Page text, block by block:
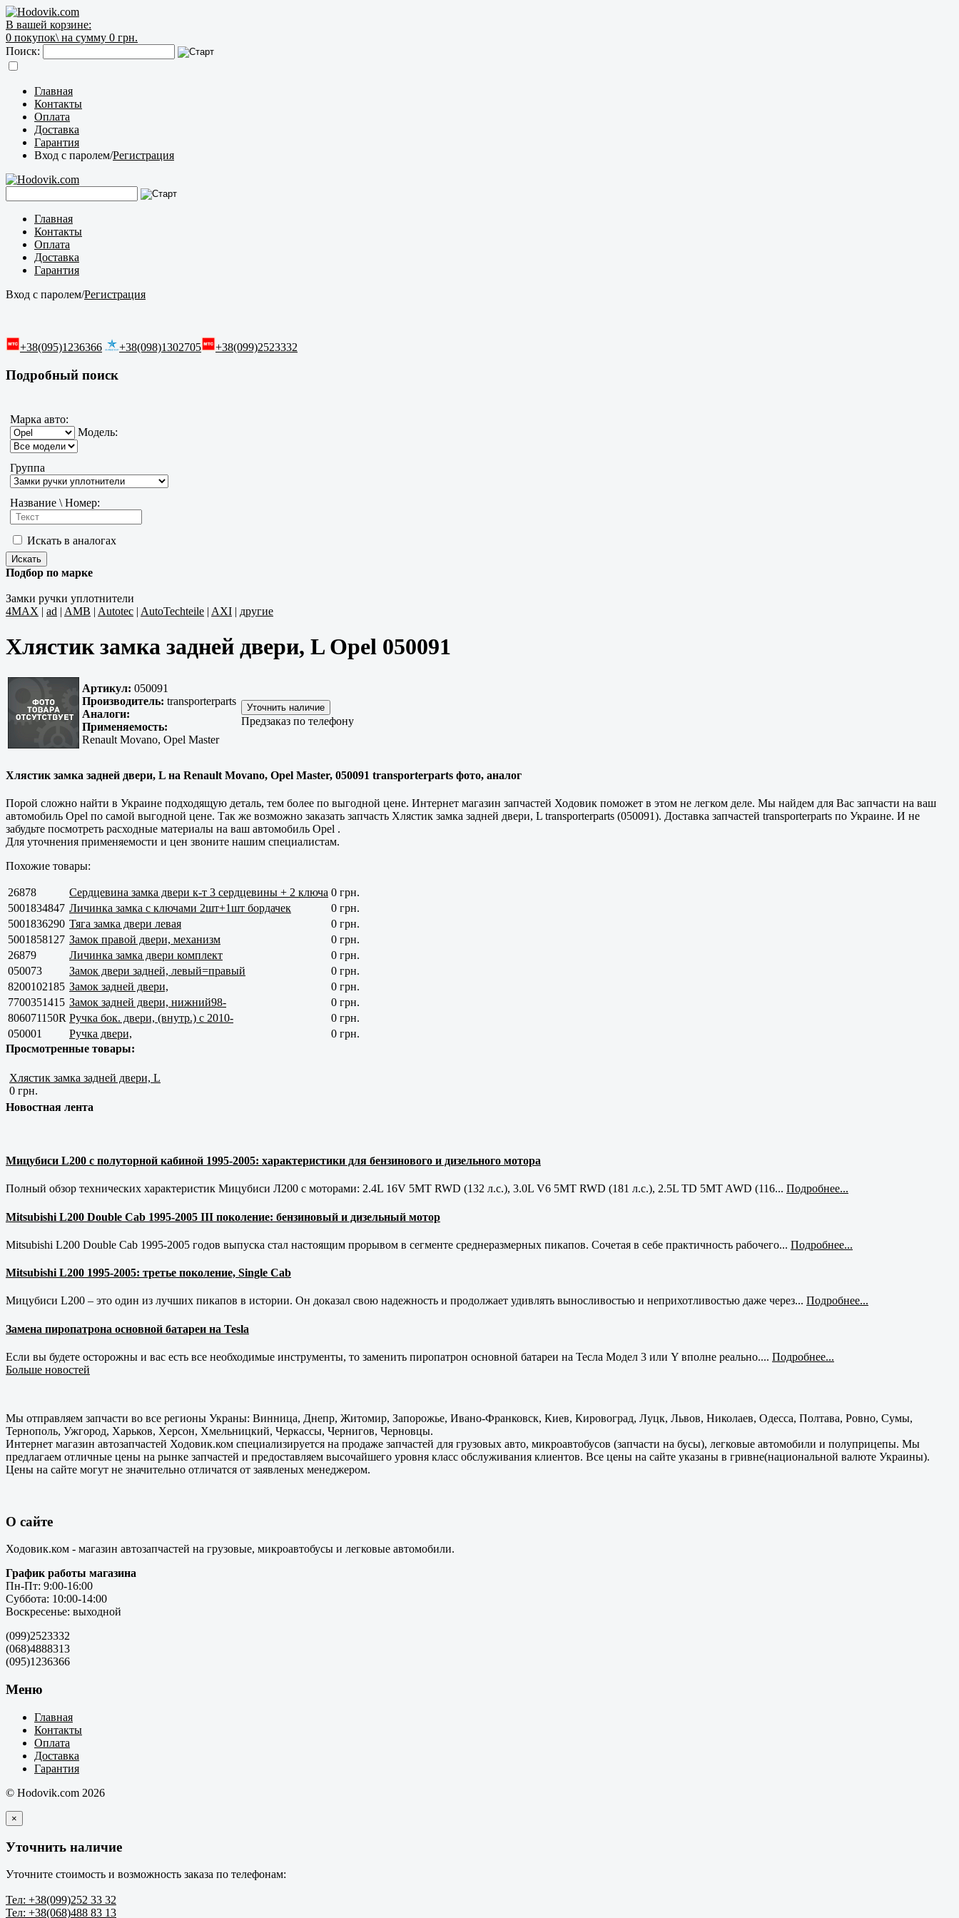
В вашей корзине:
0 покупок\ на сумму 0 грн.
Поиск:
Главная
Контакты
Оплата
Доставка
Гарантия
Вход с паролем/Регистрация
Главная
Контакты
Оплата
Доставка
Гарантия
Вход с паролем/Регистрация
+38(095)1236366 +38(098)1302705 +38(099)2523332
Подробный поиск
Марка авто:
Модель:
Группа
Название \ Номер:
Искать в аналогах
Подбор по марке
Замки ручки уплотнители
4MAX | ad | AMB | Autotec | AutoTechteile | AXI | другие
Хлястик замка задней двери, L Opel 050091
Артикул: 050091
Производитель: transporterparts
Аналоги:
Применяемость:
Renault Movano, Opel Master
Предзаказ по телефону
Хлястик замка задней двери, L на Renault Movano, Opel Master, 050091 transporterparts фото, аналог
Порой сложно найти в Украине подходящую деталь, тем более по выгодной цене. Интернет магазин запчастей Ходовик поможет в этом не легком деле. Мы найдем для Вас запчасти на ваш
автомобиль Opel по самой выгодной цене. Так же возможно заказать запчасть Хлястик замка задней двери, L transporterparts (050091). Доставка запчастей transporterparts по Украине. И не
забудьте посмотреть расходные материалы на ваш автомобиль Opel .
Для уточнения применяемости и цен звоните нашим специалистам.
Похожие товары:
26878 Сердцевина замка двери к-т 3 сердцевины + 2 ключа 0 грн.
5001834847 Личинка замка с ключами 2шт+1шт бордачек
0 грн.
5001836290 Тяга замка двери левая
0 грн.
5001858127 Замок правой двери, механизм
0 грн.
26879
Личинка замка двери комплект
0 грн.
050073
Замок двери задней, левый=правый
0 грн.
8200102185 Замок задней двери,
0 грн.
7700351415 Замок задней двери, нижний98-
0 грн.
806071150R Ручка бок. двери, (внутр.) с 2010-
0 грн.
050001
Ручка двери,
0 грн.
Просмотренные товары:
Хлястик замка задней двери, L
0 грн.
Новостная лента
Мицубиси L200 с полуторной кабиной 1995-2005: характеристики для бензинового и дизельного мотора
Полный обзор технических характеристик Мицубиси Л200 с моторами: 2.4L 16V 5MT RWD (132 л.с.), 3.0L V6 5MT RWD (181 л.с.), 2.5L TD 5MT AWD (116... Подробнее...
Mitsubishi L200 Double Cab 1995-2005 III поколение: бензиновый и дизельный мотор
Mitsubishi L200 Double Cab 1995-2005 годов выпуска стал настоящим прорывом в сегменте среднеразмерных пикапов. Сочетая в себе практичность рабочего... Подробнее...
Mitsubishi L200 1995-2005: третье поколение, Single Cab
Мицубиси L200 – это один из лучших пикапов в истории. Он доказал свою надежность и продолжает удивлять выносливостью и неприхотливостью даже через... Подробнее...
Замена пиропатрона основной батареи на Tesla
Если вы будете осторожны и вас есть все необходимые инструменты, то заменить пиропатрон основной батареи на Тесла Модел 3 или Y вполне реально.... Подробнее...
Больше новостей
Мы отправляем запчасти во все регионы Украны: Винница, Днепр, Житомир, Запорожье, Ивано-Франковск, Киев, Кировоград, Луцк, Львов, Николаев, Одесса, Полтава, Ровно, Сумы,
Тернополь, Ужгород, Харьков, Херсон, Хмельницкий, Черкассы, Чернигов, Черновцы.
Интернет магазин автозапчастей Ходовик.ком специализируется на продаже запчастей для грузовых авто, микроавтобусов (запчасти на бусы), легковые автомобили и полуприцепы. Мы
предлагаем отличные цены на рынке запчастей и предоставляем высочайшего уровня класс обслуживания клиентов. Все цены на сайте указаны в гривне(национальной валюте Украины).
Цены на сайте могут не значительно отличатся от заявленых менеджером.
О сайте
Ходовик.ком - магазин автозапчастей на грузовые, микроавтобусы и легковые автомобили.
График работы магазина
Пн-Пт: 9:00-16:00
Суббота: 10:00-14:00
Воскресенье: выходной
(099)2523332
(068)4888313
(095)1236366
Меню
Главная
Контакты
Оплата
Доставка
Гарантия
© Hodovik.com 2026
×
Уточнить наличие
Уточните стоимость и возможность заказа по телефонам:
Тел: +38(099)252 33 32
Тел: +38(068)488 83 13